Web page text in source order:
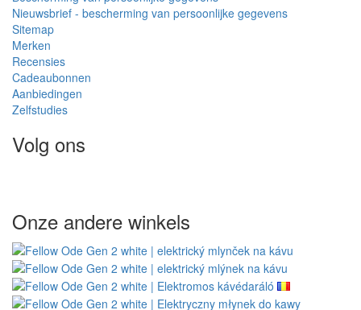
Nieuwsbrief - bescherming van persoonlijke gegevens
Sitemap
Merken
Recensies
Cadeaubonnen
Aanbiedingen
Zelfstudies
Volg ons
Onze andere winkels